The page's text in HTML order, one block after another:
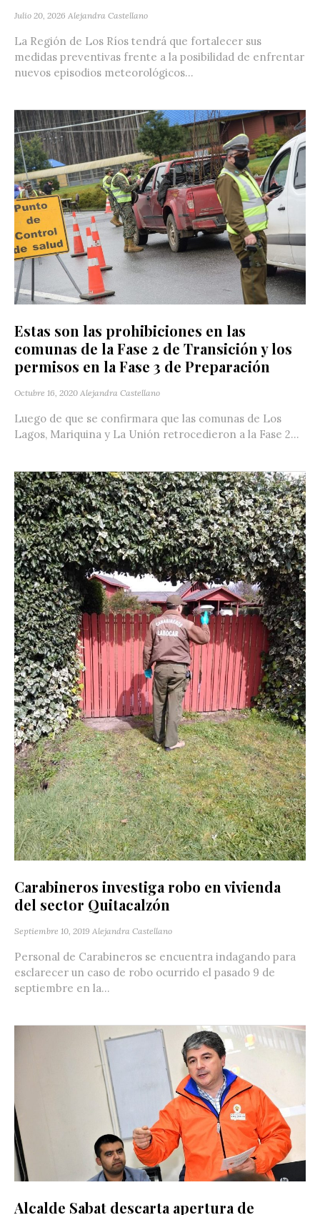
Julio 20, 2026 Alejandra Castellano
La Región de Los Ríos tendrá que fortalecer sus
medidas preventivas frente a la posibilidad de enfrentar
nuevos episodios meteorológicos...
Estas son las prohibiciones en las
comunas de la Fase 2 de Transición y los
permisos en la Fase 3 de Preparación
Octubre 16, 2020 Alejandra Castellano
Luego de que se confirmara que las comunas de Los
Lagos, Mariquina y La Unión retrocedieron a la Fase 2...
Carabineros investiga robo en vivienda
del sector Quitacalzón
Septiembre 10, 2019 Alejandra Castellano
Personal de Carabineros se encuentra indagando para
esclarecer un caso de robo ocurrido el pasado 9 de
septiembre en la...
Alcalde Sabat descarta apertura de